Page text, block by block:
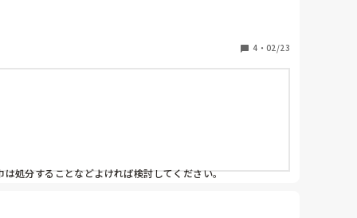
4 ・ 02/23
処分することなどよければ検討してください。